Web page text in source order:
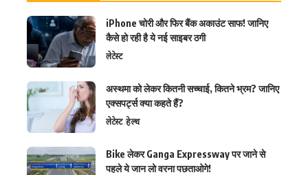
iPhone चोरी और फिर बैंक अकाउंट साफ! जानिए
कैसे हो रही है ये नई साइबर ठगी
लेटेस्ट
अस्थमा को लेकर कितनी सच्चाई, कितने भ्रम? जानिए
एक्सपर्ट्स क्या कहते हैं?
लेटेस्ट हेल्थ
Bike लेकर Ganga Expressway पर जाने से
पहले ये जान लो वरना पछताओगे!